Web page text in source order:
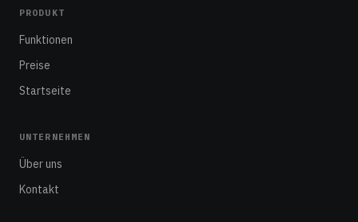
PRODUKT
Funktionen
Preise
Startseite
UNTERNEHMEN
Über uns
Kontakt